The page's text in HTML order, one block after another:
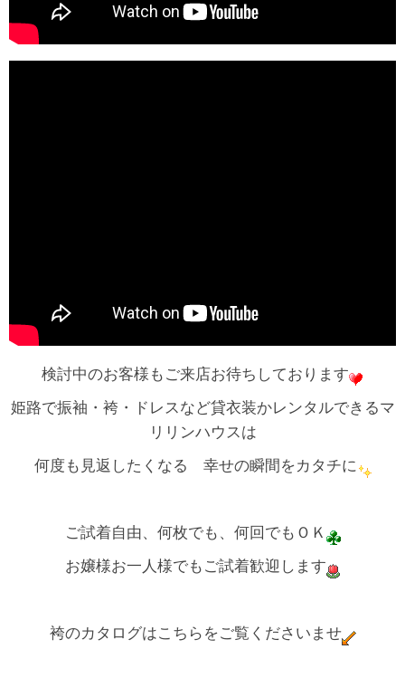
検討中のお客様もご来店お待ちしております
姫路で振袖・袴・ドレスなど貸衣装かレンタルできるマ
リリンハウスは
何度も見返したくなる 幸せの瞬間をカタチに
ご試着自由、何枚でも、何回でもＯＫ
お嬢様お一人様でもご試着歓迎します
袴のカタログはこちらをご覧くださいませ